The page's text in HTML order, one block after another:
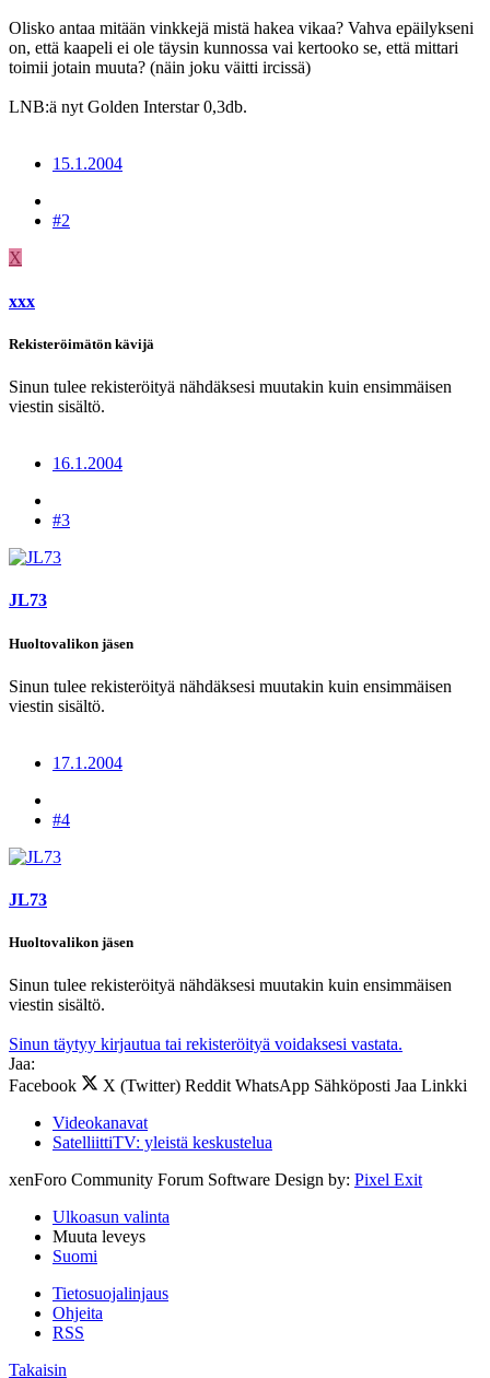
Olisko antaa mitään vinkkejä mistä hakea vikaa? Vahva epäilykseni
on, että kaapeli ei ole täysin kunnossa vai kertooko se, että mittari
toimii jotain muuta? (näin joku väitti ircissä)
LNB:ä nyt Golden Interstar 0,3db.
15.1.2004
#2
X
xxx
Rekisteröimätön kävijä
Sinun tulee rekisteröityä nähdäksesi muutakin kuin ensimmäisen
viestin sisältö.
16.1.2004
#3
JL73
Huoltovalikon jäsen
Sinun tulee rekisteröityä nähdäksesi muutakin kuin ensimmäisen
viestin sisältö.
17.1.2004
#4
JL73
Huoltovalikon jäsen
Sinun tulee rekisteröityä nähdäksesi muutakin kuin ensimmäisen
viestin sisältö.
Sinun täytyy kirjautua tai rekisteröityä voidaksesi vastata.
Jaa:
Facebook
X (Twitter) Reddit WhatsApp Sähköposti Jaa Linkki
Videokanavat
SatelliittiTV: yleistä keskustelua
xenForo Community Forum Software Design by: Pixel Exit
Ulkoasun valinta
Muuta leveys
Suomi
Tietosuojalinjaus
Ohjeita
RSS
Takaisin